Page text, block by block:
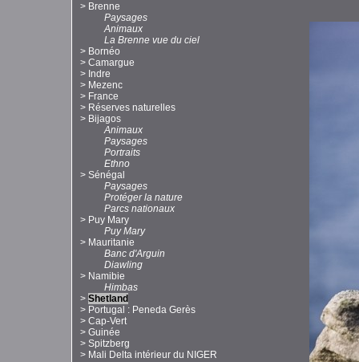
> Brenne
Paysages
Animaux
La Brenne vue du ciel
> Bornéo
> Camargue
> Indre
> Mezenc
> France
> Réserves naturelles
> Bijagos
Animaux
Paysages
Portraits
Ethno
> Sénégal
Paysages
Protéger la nature
Parcs nationaux
> Puy Mary
Puy Mary
> Mauritanie
Banc d'Arguin
Diawling
> Namibie
Himbas
> Shetland
> Portugal : Peneda Gerès
> Cap-Vert
> Guinée
> Spitzberg
> Mali Delta intérieur du NIGER